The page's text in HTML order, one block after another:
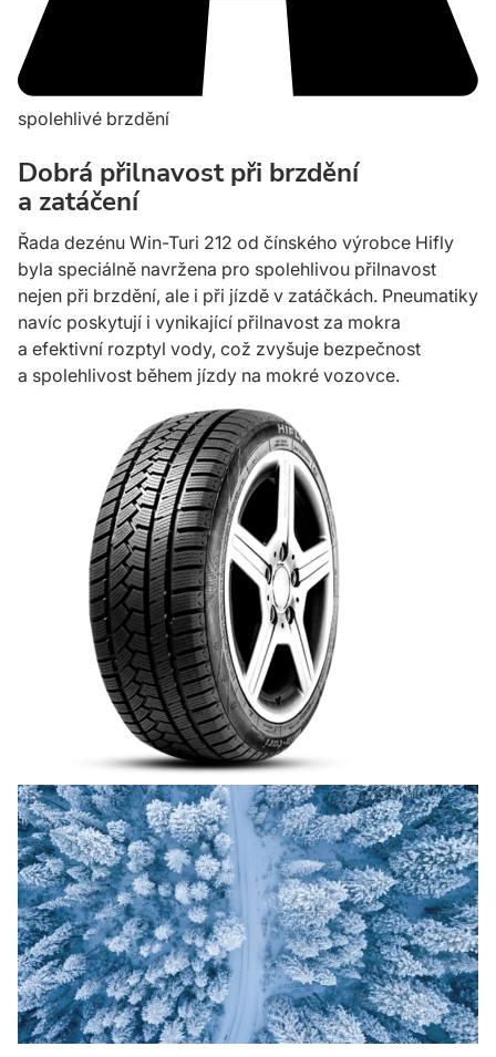
spolehlivé brzdění
Dobrá přilnavost při brzdění
a zatáčení
Řada dezénu Win-Turi 212 od čínského výrobce Hifly
byla speciálně navržena pro spolehlivou přilnavost
nejen při brzdění, ale i při jízdě v zatáčkách. Pneumatiky
navíc poskytují i vynikající přilnavost za mokra
a efektivní rozptyl vody, což zvyšuje bezpečnost
a spolehlivost během jízdy na mokré vozovce.